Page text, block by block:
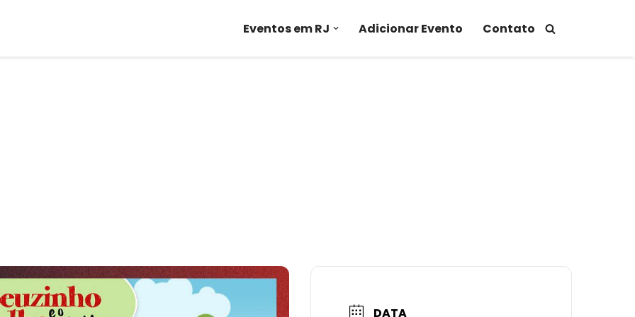
Eventos em RJ Adicionar Evento Contato
DATA